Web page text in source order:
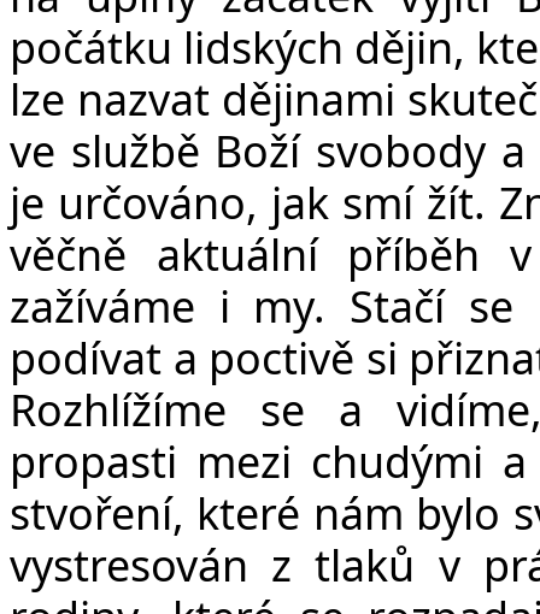
počátku lidských dějin,
lze nazvat dějinami
ve službě Boží svobody
je určováno, jak smí žít.
věčně aktuální příběh
zažíváme i my. Stačí
podívat a poctivě si
Rozhlížíme se a
propasti mezi chudými
stvoření, které nám bylo
vystresován z tlaků v